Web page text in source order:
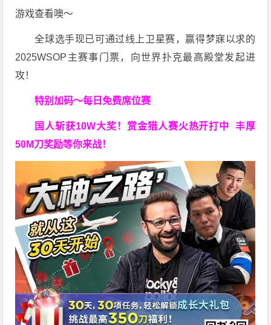
游戏查看噢～
全球选手现已可通过线上卫星赛，赢得梦寐以求的
2025WSOP主赛事门票，向世界扑克最高殿堂发起进
攻！
特别加码～每日免费席位赛
国人斩获10W大奖！ 赏金猎人赛火热开打中 丰厚
50M刀奖励等你来战！